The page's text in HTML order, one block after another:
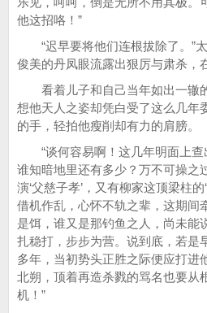
他这招咯！”
“迟早要将他们连根拔除了。”
俊美的丹凤眼流露出狠厉与肃杀，
看着儿子和自己当年如出一辙
想他天人之姿却凭白受了这么几年
的手，轻拍他瘦削却有力的肩膀。
“谈何容易啊！这几年明面上查
谁知暗地里还有多少？万不可操之
演‘父慈子孝’，又有柳家这顶梁柱
借机作乱，心怀不轨之辈，这期间
是饵，谁又是那钓鱼之人，尚未能
扎稳打，步步为营。说到底，若是
多年，当初势头正胜之际便应打进
北朔，顶着再造杀戮的骂名也要从
机！”